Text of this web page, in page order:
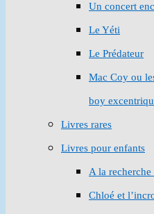
Un concert
Le Yéti
Le Prédateur
Mac Coy ou
boy
Livres rares
Livres pour enfants
A la
Chloé et